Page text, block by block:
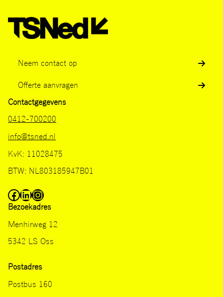
Neem contact op
Offerte aanvragen
Contactgegevens
0412-700200
info@tsned.nl
KvK: 11028475
BTW: NL803185947B01
Facebook LinkedIn Instagram
Bezoekadres
Menhirweg 12
5342 LS Oss
Postadres
Postbus 160